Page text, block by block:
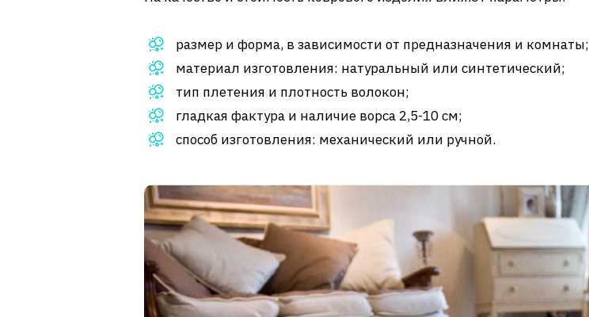
размер и форма, в зависимости от предназначения и комнаты;
материал изготовления: натуральный или синтетический;
тип плетения и плотность волокон;
гладкая фактура и наличие ворса 2,5-10 см;
способ изготовления: механический или ручной.